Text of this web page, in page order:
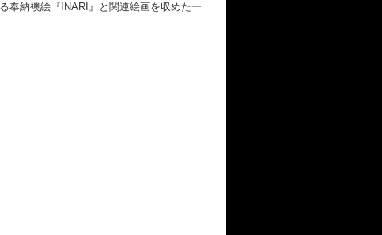
奉納襖絵『INARI』と関連絵画を収めた一